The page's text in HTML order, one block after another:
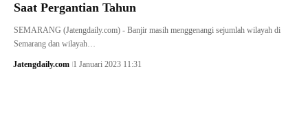
Saat Pergantian Tahun
SEMARANG (Jatengdaily.com) - Banjir masih menggenangi sejumlah wilayah di
Semarang dan wilayah…
Jatengdaily.com 1 Januari 2023 11:31